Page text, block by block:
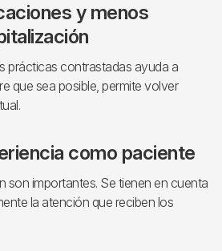
y menos
prácticas contrastadas ayuda a
que sea posible, permite volver
como paciente
son importantes. Se tienen en cuenta
la atención que reciben los